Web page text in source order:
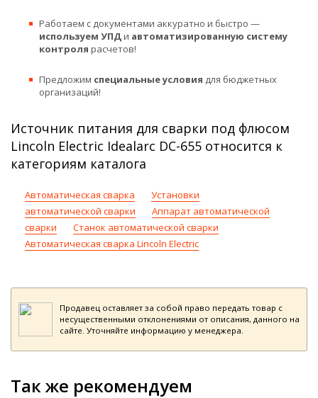
Работаем с документами аккуратно и быстро —
используем УПДи автоматизированную систему
контроля расчетов!
Предложим специальные условия для бюджетных
организаций!
Источник питания для сварки под флюсом
Lincoln Electric Idealarc DC-655 относится к
категориям каталога
Автоматическая сварка
Установки
автоматической сварки
Аппарат автоматической
сварки
Станок автоматической сварки
Автоматическая сварка Lincoln Electric
Продавец оставляет за собой право передать товар с
несущественными отклонениями от описания, данного на
сайте. Уточняйте информацию у менеджера.
Так же рекомендуем